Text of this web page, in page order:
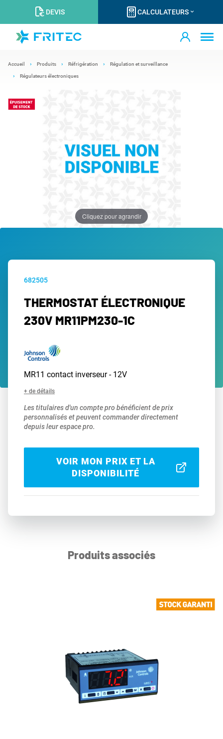
DEVIS CALCULATEURS
Accueil Produits Réfrigération Régulation et surveillance
Régulateurs électroniques
Cliquez pour agrandir
682505
THERMOSTAT ÉLECTRONIQUE
230V MR11PM230-1C
MR11 contact inverseur - 12V
+ de détails
Les titulaires d'un compte pro bénéficient de prix
personnalisés et peuvent commander directement
depuis leur espace pro.
VOIR MON PRIX ET LA
DISPONIBILITÉ
Produits associés